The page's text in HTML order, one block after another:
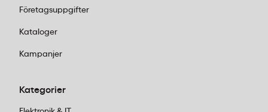
Företagsuppgifter
Kataloger
Kampanjer
Kategorier